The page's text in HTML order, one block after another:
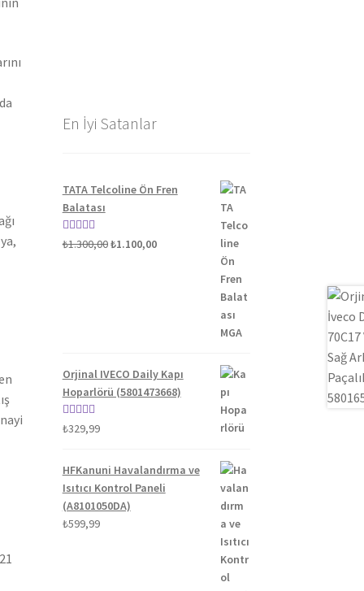
En İyi Satanlar
TATA Telcoline Ön Fren
Balatası
5 üzerinden
₺1.300,00Orijinal
₺1.100,00Şu
Orjinal IVECO Daily Kapı
Hoparlörü (5801473668)
5 üzerinden
₺329,99
HFKanuni Havalandırma ve
Isıtıcı Kontrol Paneli
(A8101050DA)
₺599,99